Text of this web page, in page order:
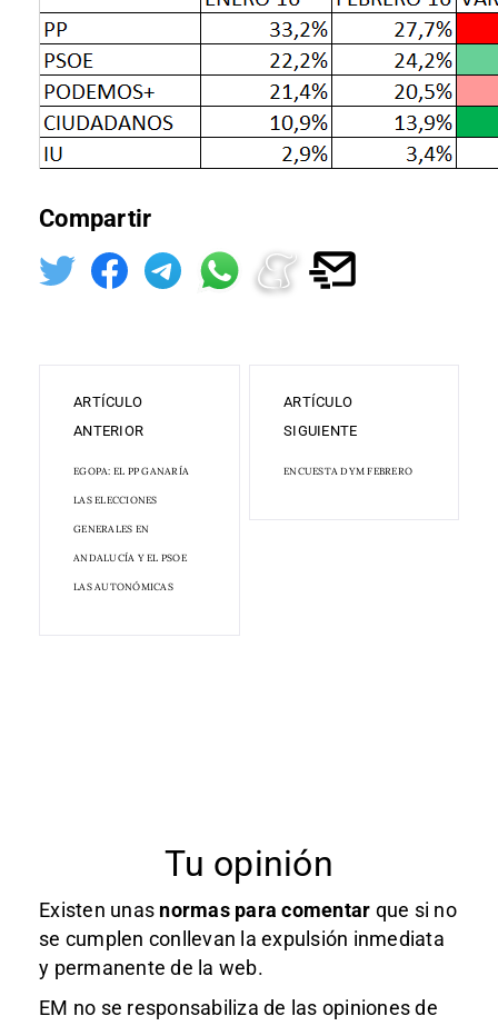
Compartir
ARTÍCULO
ANTERIOR
EGOPA: EL PP GANARÍA
LAS ELECCIONES
GENERALES EN
ANDALUCÍA Y EL PSOE
LAS AUTONÓMICAS
ARTÍCULO
SIGUIENTE
ENCUESTA DYM FEBRERO
Tu opinión
Existen unas normas para comentar que si no
se cumplen conllevan la expulsión inmediata
y permanente de la web.
EM no se responsabiliza de las opiniones de